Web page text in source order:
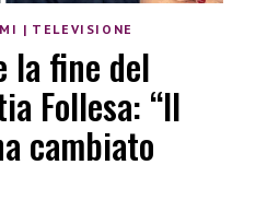
| TELEVISIONE
la fine del
Follesa: “Il
cambiato